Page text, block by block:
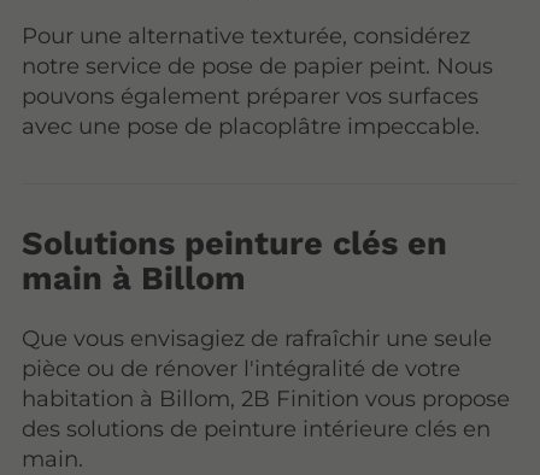
Pour une alternative texturée, considérez
notre service de pose de papier peint. Nous
pouvons également préparer vos surfaces
avec une pose de placoplâtre impeccable.
Solutions peinture clés en
main à Billom
Que vous envisagiez de rafraîchir une seule
pièce ou de rénover l'intégralité de votre
habitation à Billom, 2B Finition vous propose
des solutions de peinture intérieure clés en
main.